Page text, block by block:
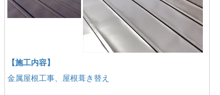
【施工内容】
金属屋根工事、屋根葺き替え